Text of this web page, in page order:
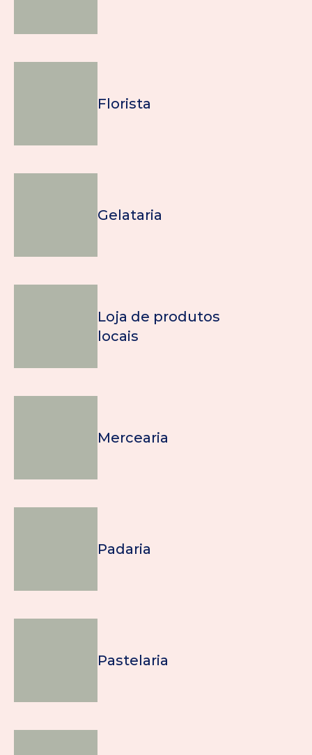
Florista
Gelataria
Loja de produtos
locais
Mercearia
Padaria
Pastelaria